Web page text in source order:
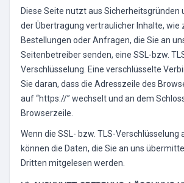
Diese Seite nutzt aus Sicherheitsgründen
der Übertragung vertraulicher Inhalte, wie
Bestellungen oder Anfragen, die Sie an
Seitenbetreiber senden, eine SSL-bzw.
Verschlüsselung. Eine verschlüsselte
Sie daran, dass die Adresszeile des
auf “https://” wechselt und an dem
Browserzeile.
Wenn die SSL- bzw. TLS-Verschlüsselung
können die Daten, die Sie an uns
Dritten mitgelesen werden.